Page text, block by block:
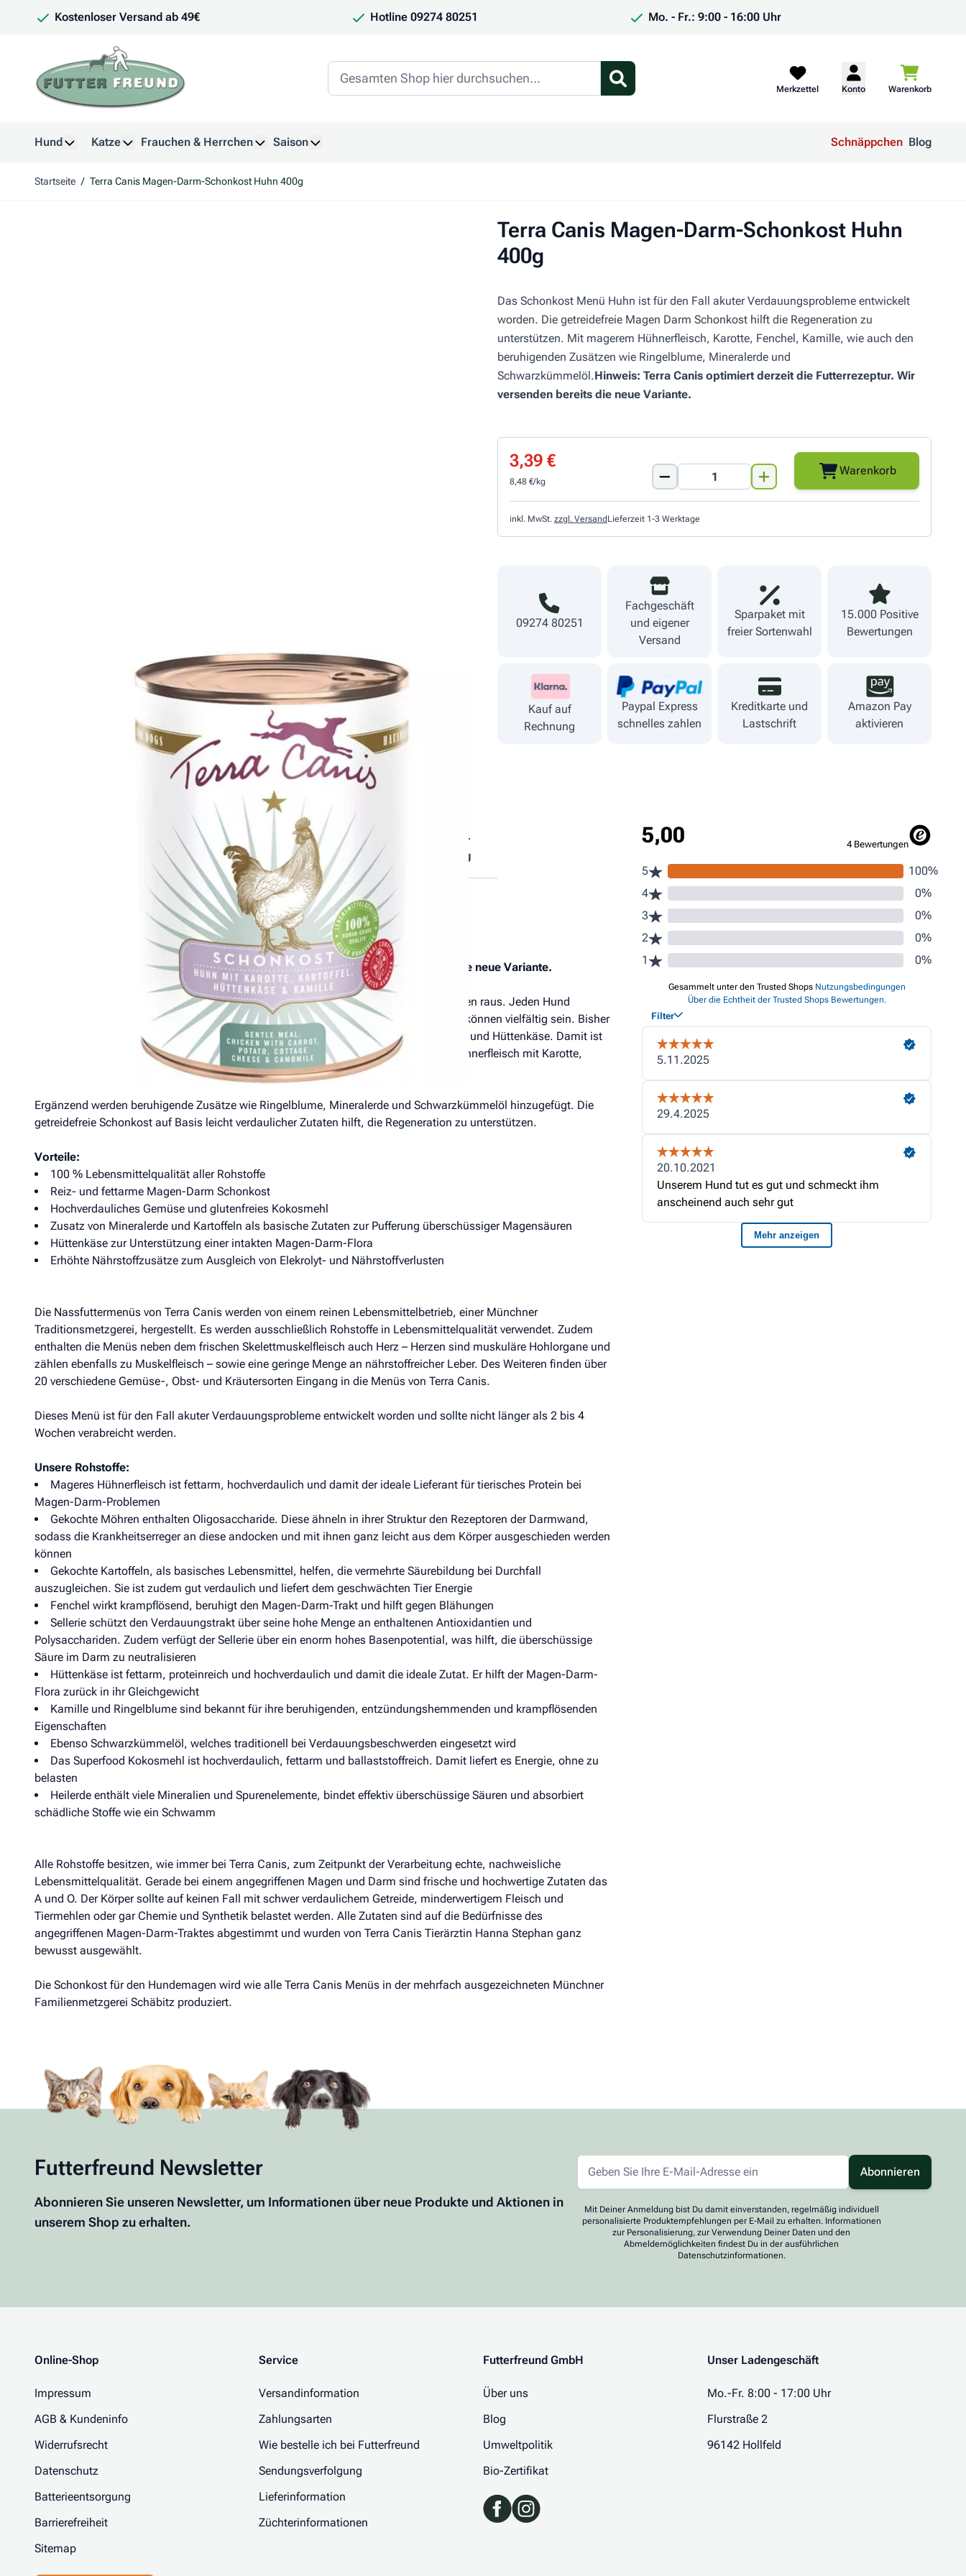
Kostenloser Versand ab 49€ Hotline 09274 80251 Mo. - Fr.: 9:00 - 16:00 Uhr
Merkzettel Konto Warenkorb
Hund
Katze
Frauchen & Herrchen
Saison
Schnäppchen Blog
Startseite / Terra Canis Magen-Darm-Schonkost Huhn 400g
Terra Canis Magen-Darm-Schonkost Huhn
400g
Das Schonkost Menü Huhn ist für den Fall akuter Verdauungsprobleme entwickelt
worden. Die getreidefreie Magen Darm Schonkost hilft die Regeneration zu
unterstützen. Mit magerem Hühnerfleisch, Karotte, Fenchel, Kamille, wie auch den
beruhigenden Zusätzen wie Ringelblume, Mineralerde und
Schwarzkümmelöl.Hinweis: Terra Canis optimiert derzeit die Futterrezeptur. Wir
versenden bereits die neue Variante.
3,39 €
8,48 €/kg
Menge Warenkorb
inkl. MwSt. zzgl. Versand Lieferzeit 1-3 Werktage
09274 80251
Fachgeschäft
und eigener
Versand
Sparpaket mit
freier Sortenwahl
15.000 Positive
Bewertungen
Kauf auf
Rechnung
Paypal Express
schnelles zahlen
Kreditkarte und
Lastschrift
Amazon Pay
aktivieren
Terra Canis Magen-Darm-Schonkost Huhn 400g
Alleinfuttermittel für Hunde.
Hinweis: Terra Canis optimiert derzeit die Futterrezeptur. Wir versenden bereits die neue Variante.
Jeder Hundebesitzer kennt das: Der Hund ist schlapp, lustlos und muss alle 30 Minuten raus. Jeden Hund
erwischt es mindestens 2-3 Mal im Jahr mit Magen- Darm-Problemen. Die Ursachen können vielfältig sein. Bisher
hieß es für Frauchen und Herrchen „Schonkost kochen“. Fettarmes Fleisch mit Karotte und Hüttenkäse. Damit ist
jetzt Schluss. Terra Canis bringt die praktische Schonkost auf den Markt: mageres Hühnerfleisch mit Karotte,
Kartoffel, Fenchel und Kamille.
Ergänzend werden beruhigende Zusätze wie Ringelblume, Mineralerde und Schwarzkümmelöl hinzugefügt. Die
getreidefreie Schonkost auf Basis leicht verdaulicher Zutaten hilft, die Regeneration zu unterstützen.
Vorteile:
100 % Lebensmittelqualität aller Rohstoffe
Reiz- und fettarme Magen-Darm Schonkost
Hochverdauliches Gemüse und glutenfreies Kokosmehl
Zusatz von Mineralerde und Kartoffeln als basische Zutaten zur Pufferung überschüssiger Magensäuren
Hüttenkäse zur Unterstützung einer intakten Magen-Darm-Flora
Erhöhte Nährstoffzusätze zum Ausgleich von Elekrolyt- und Nährstoffverlusten
Die Nassfuttermenüs von Terra Canis werden von einem reinen Lebensmittelbetrieb, einer Münchner
Traditionsmetzgerei, hergestellt. Es werden ausschließlich Rohstoffe in Lebensmittelqualität verwendet. Zudem
enthalten die Menüs neben dem frischen Skelettmuskelfleisch auch Herz – Herzen sind muskuläre Hohlorgane und
zählen ebenfalls zu Muskelfleisch – sowie eine geringe Menge an nährstoffreicher Leber. Des Weiteren finden über
20 verschiedene Gemüse-, Obst- und Kräutersorten Eingang in die Menüs von Terra Canis.
Dieses Menü ist für den Fall akuter Verdauungsprobleme entwickelt worden und sollte nicht länger als 2 bis 4
Wochen verabreicht werden.
Unsere Rohstoffe:
Mageres Hühnerfleisch ist fettarm, hochverdaulich und damit der ideale Lieferant für tierisches Protein bei
Magen-Darm-Problemen
Gekochte Möhren enthalten Oligosaccharide. Diese ähneln in ihrer Struktur den Rezeptoren der Darmwand,
sodass die Krankheitserreger an diese andocken und mit ihnen ganz leicht aus dem Körper ausgeschieden werden
können
Gekochte Kartoffeln, als basisches Lebensmittel, helfen, die vermehrte Säurebildung bei Durchfall
auszugleichen. Sie ist zudem gut verdaulich und liefert dem geschwächten Tier Energie
Fenchel wirkt krampflösend, beruhigt den Magen-Darm-Trakt und hilft gegen Blähungen
Sellerie schützt den Verdauungstrakt über seine hohe Menge an enthaltenen Antioxidantien und
Polysacchariden. Zudem verfügt der Sellerie über ein enorm hohes Basenpotential, was hilft, die überschüssige
Säure im Darm zu neutralisieren
Hüttenkäse ist fettarm, proteinreich und hochverdaulich und damit die ideale Zutat. Er hilft der Magen-Darm-
Flora zurück in ihr Gleichgewicht
Kamille und Ringelblume sind bekannt für ihre beruhigenden, entzündungshemmenden und krampflösenden
Eigenschaften
Ebenso Schwarzkümmelöl, welches traditionell bei Verdauungsbeschwerden eingesetzt wird
Das Superfood Kokosmehl ist hochverdaulich, fettarm und ballaststoffreich. Damit liefert es Energie, ohne zu
belasten
Heilerde enthält viele Mineralien und Spurenelemente, bindet effektiv überschüssige Säuren und absorbiert
schädliche Stoffe wie ein Schwamm
Alle Rohstoffe besitzen, wie immer bei Terra Canis, zum Zeitpunkt der Verarbeitung echte, nachweisliche
Lebensmittelqualität. Gerade bei einem angegriffenen Magen und Darm sind frische und hochwertige Zutaten das
A und O. Der Körper sollte auf keinen Fall mit schwer verdaulichem Getreide, minderwertigem Fleisch und
Tiermehlen oder gar Chemie und Synthetik belastet werden. Alle Zutaten sind auf die Bedürfnisse des
angegriffenen Magen-Darm-Traktes abgestimmt und wurden von Terra Canis Tierärztin Hanna Stephan ganz
bewusst ausgewählt.
Die Schonkost für den Hundemagen wird wie alle Terra Canis Menüs in der mehrfach ausgezeichneten Münchner
Familienmetzgerei Schäbitz produziert.
Zusammen­setzung
Analytische
Bestandteile
Fütterungs­
empfehlung
Futterfreund Newsletter
Abonnieren Sie unseren Newsletter, um Informationen über neue Produkte und Aktionen in
unserem Shop zu erhalten.
Abonnieren
Mit Deiner Anmeldung bist Du damit einverstanden, regelmäßig individuell
personalisierte Produktempfehlungen per E-Mail zu erhalten. Informationen
zur Personalisierung, zur Verwendung Deiner Daten und den
Abmeldemöglichkeiten findest Du in der ausführlichen
Datenschutzinformationen.
Online-Shop
Impressum
AGB & Kundeninfo
Widerrufsrecht
Datenschutz
Batterieentsorgung
Barrierefreiheit
Sitemap
Service
Versandinformation
Zahlungsarten
Wie bestelle ich bei Futterfreund
Sendungsverfolgung
Lieferinformation
Züchterinformationen
Futterfreund GmbH
Über uns
Blog
Umweltpolitik
Bio-Zertifikat
Unser Ladengeschäft
Mo.-Fr. 8:00 - 17:00 Uhr
Flurstraße 2
96142 Hollfeld